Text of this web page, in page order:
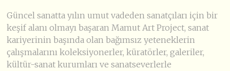
Güncel sanatta yılın umut vadeden sanatçıları için bir
keşif alanı olmayı başaran Mamut Art Project, sanat
kariyerinin başında olan bağımsız yeteneklerin
çalışmalarını koleksiyonerler, küratörler, galeriler,
kültür-sanat kurumları ve sanatseverlerle